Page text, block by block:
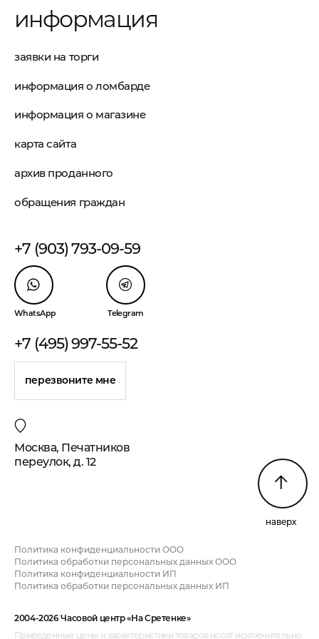
информация
заявки на торги
информация о ломбарде
информация о магазине
карта сайта
архив проданного
обращения граждан
+7 (903) 793-09-59
WhatsApp Telegram
+7 (495) 997-55-52
перезвоните мне
Москва, Печатников
переулок, д. 12
наверх
Политика конфиденциальности ООО
Политика обработки персональных данных ООО
Политика конфиденциальности ИП
Политика обработки персональных данных ИП
2004-2026 Часовой центр «На Сретенке»
Приведённые цены и характеристики товаров носят исключительно